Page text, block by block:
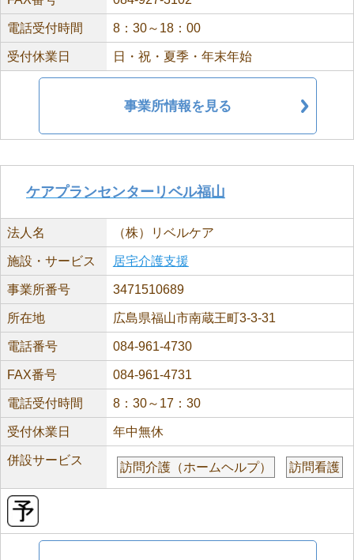
電話受付時間 8：30～18：00
受付休業日 日・祝・夏季・年末年始
事業所情報を見る
ケアプランセンターリベル福山
法人名 （株）リベルケア
施設・サービス 居宅介護支援
事業所番号 3471510689
所在地 広島県福山市南蔵王町3-3-31
電話番号 084-961-4730
FAX番号 084-961-4731
電話受付時間 8：30～17：30
受付休業日 年中無休
併設サービス
訪問介護（ホームヘルプ） 訪問看護